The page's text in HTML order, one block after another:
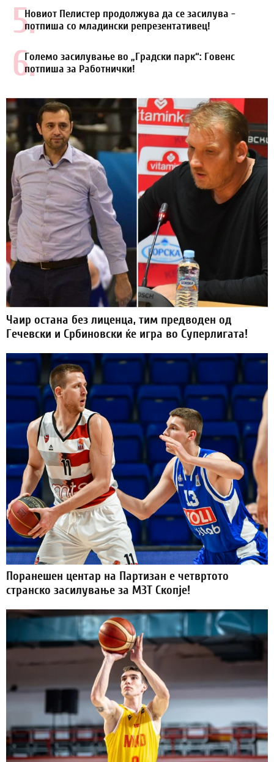
5.Новиот Пелистер продолжува да се засилува -
потпиша со младински репрезентативец!
6.Големо засилување во „Градски парк“: Говенс
потпиша за Работнички!
Чаир остана без лиценца, тим предводен од
Гечевски и Србиновски ќе игра во Суперлигата!
Поранешен центар на Партизан е четвртото
странско засилување за МЗТ Скопје!